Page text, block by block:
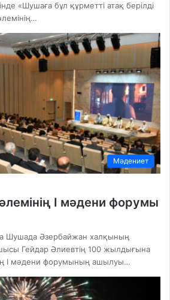
«Шушаға бұл құрметті атақ берілді
Мәдениет
I мәдени форумы
Шушада Әзербайжан халқының
Гейдар Әлиевтің 100 жылдығына
I мәдени форумының ашылуы…